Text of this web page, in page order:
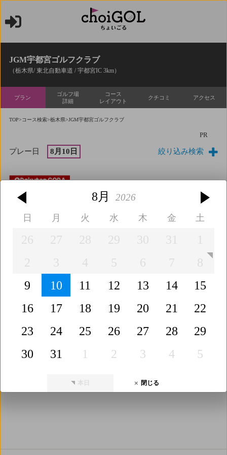
JGM宇都宮ゴルフクラブ
（栃木県/ 東北自動車道 / 宇都宮IC 3km）
プラン
ゴルフ場
詳細
コース
レイアウト
クチコミ アクセス
TOP>コース検索>栃木県>JGM宇都宮ゴルフクラブ
PR
プレー日 8月10日
8月 2026
日 月 火 水 木 金 土
26 27 28 29 30 31
1
2
3 4 5 6 7
8
9
10 11 12 13 14
15
16
17 18 19 20 21
22
23
24 25 26 27 28
29
30
31 1 2 3 4 5
本日 閉じる
絞り込み検索
7,900円
枠
昼食なし 昼食あり
乗用カー
電動カー
ト
手引カー
ト
キャディ
なし
キャディ
あり
プレー人数 ラウンド数
２サム保
２サム保
1R 1.5R 2R 0.5R 回り放題